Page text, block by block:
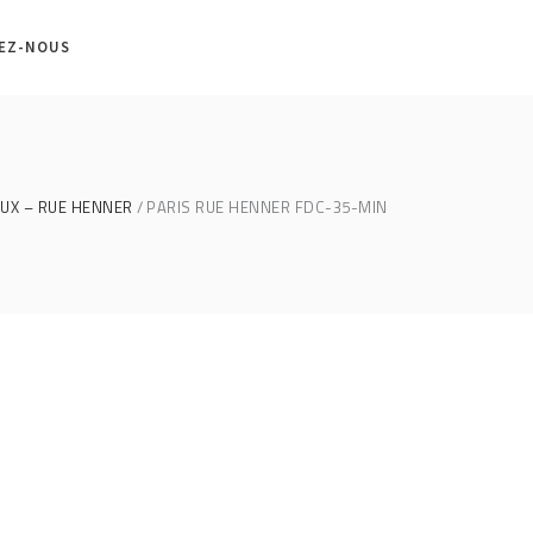
NOUS
– RUE HENNER PARIS RUE HENNER FDC-35-MIN